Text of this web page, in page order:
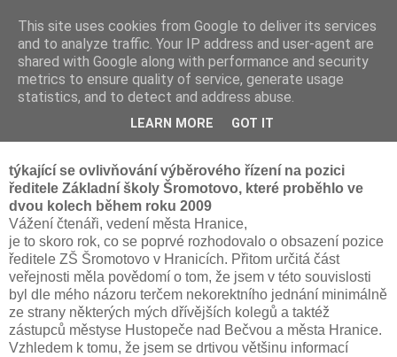
Moje konečné vyjádření
týkající se ovlivňování výběrového řízení na pozici
ředitele Základní školy Šromotovo, které proběhlo ve
dvou kolech během roku 2009
Vážení čtenáři, vedení města Hranice,
je to skoro rok, co se poprvé rozhodovalo o obsazení pozice
ředitele ZŠ Šromotovo v Hranicích. Přitom určitá část
veřejnosti měla povědomí o tom, že jsem v této souvislosti
byl dle mého názoru terčem nekorektního jednání minimálně
ze strany některých mých dřívějších kolegů a taktéž
zástupců městyse Hustopeče nad Bečvou a města Hranice.
Vzhledem k tomu, že jsem se drtivou většinu informací
This site uses cookies from Google to deliver its services
and to analyze traffic. Your IP address and user-agent are
shared with Google along with performance and security
metrics to ensure quality of service, generate usage
statistics, and to detect and address abuse.
LEARN MORE GOT IT